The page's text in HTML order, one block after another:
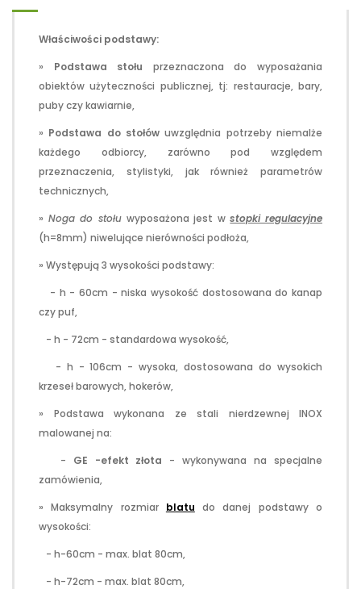
Właściwości podstawy:
» Podstawa stołu przeznaczona do wyposażania
obiektów użyteczności publicznej, tj: restauracje, bary,
puby czy kawiarnie,
» Podstawa do stołówuwzględnia potrzeby niemalże
każdego odbiorcy, zarówno pod względem
przeznaczenia, stylistyki, jak również parametrów
technicznych,
» Noga do stołuwyposażona jest wstopki regulacyjne
(h=8mm) niwelujące nierówności podłoża,
» Występują 3 wysokości podstawy:
- h - 60cm - niska wysokość dostosowana do kanap
czy puf,
- h - 72cm - standardowa wysokość,
- h - 106cm - wysoka, dostosowana do wysokich
krzeseł barowych, hokerów,
» Podstawa wykonana ze stali nierdzewnej INOX
malowanej na:
- GE -efekt złota - wykonywana na specjalne
zamówienia,
» Maksymalny rozmiar blatu do danej podstawy o
wysokości:
- h-60cm - max. blat 80cm,
- h-72cm - max. blat 80cm,